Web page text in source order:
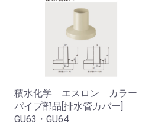
積水化学 エスロン カラー
パイプ部品[排水管カバー]
GU63・GU64